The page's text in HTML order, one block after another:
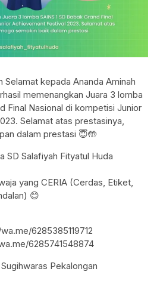
Selamat kepada Ananda Aminah
memenangkan Juara 3 lomba
Final Nasional di kompetisi Junior
Selamat atas prestasinya,
dalam prestasi 😇🤲
SD Salafiyah Fityatul Huda
yang CERIA (Cerdas, Etiket,
😊
6285385119712
6285741548874
Pekalongan